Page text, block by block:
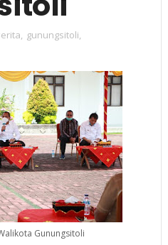
, gunungsitoli,
Gunungsitoli